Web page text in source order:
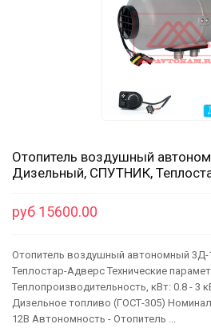
Отопитель воздушный
Дизельный, СПУТНИК,
руб 15600.00
Отопитель воздушный автономный
Теплостар-Адверс Технические
Теплопроизводительность, кВт: 0.8 - 3
Дизельное топливо (ГОСТ-305)
12В Автономность - Отопитель ...